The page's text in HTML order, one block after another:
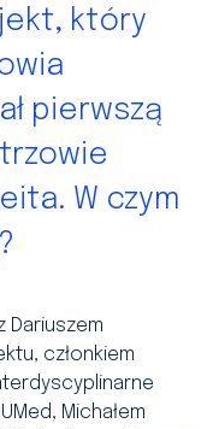
który
pierwszą
W czym
Dariuszem
członkiem
Michałem